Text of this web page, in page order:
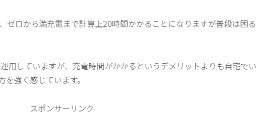
ゼロから満充電まで計算上20時間かかることになりますが普段は困る
用していますが、充電時間がかかるというデメリットよりも自宅でい
強く感じています。
スポンサーリンク